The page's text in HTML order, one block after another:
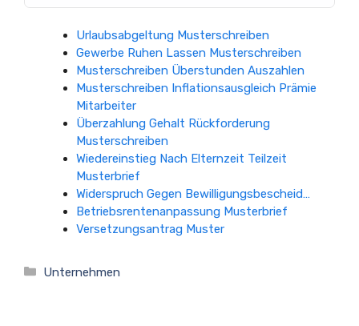
Urlaubsabgeltung Musterschreiben
Gewerbe Ruhen Lassen Musterschreiben
Musterschreiben Überstunden Auszahlen
Musterschreiben Inflationsausgleich Prämie
Mitarbeiter
Überzahlung Gehalt Rückforderung
Musterschreiben
Wiedereinstieg Nach Elternzeit Teilzeit
Musterbrief
Widerspruch Gegen Bewilligungsbescheid…
Betriebsrentenanpassung Musterbrief
Versetzungsantrag Muster
Kategorien
Unternehmen